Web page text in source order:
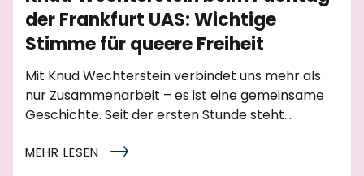
der Frankfurt UAS: Wichtige
Stimme für queere Freiheit
Mit Knud Wechterstein verbindet uns mehr als
nur Zusammenarbeit – es ist eine gemeinsame
Geschichte. Seit der ersten Stunde steht…
MEHR LESEN